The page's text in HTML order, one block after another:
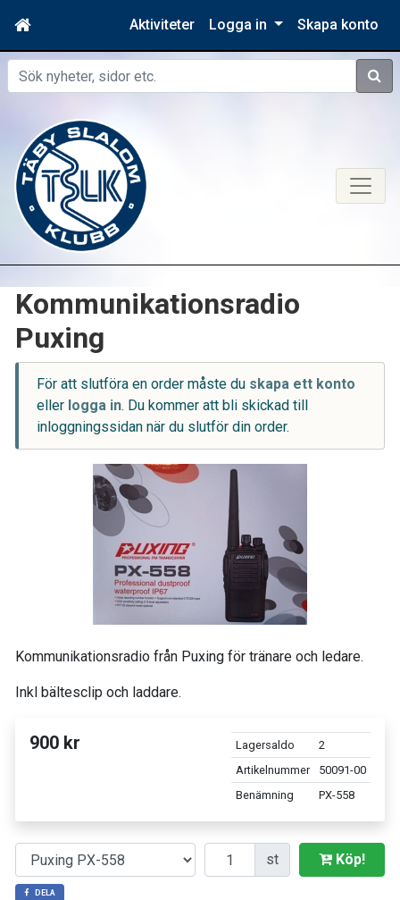
Aktiviteter Logga in Skapa konto
Sök
Kommunikationsradio
Puxing
För att slutföra en order måste du skapa ett konto
eller logga in. Du kommer att bli skickad till
inloggningssidan när du slutför din order.
Kommunikationsradio från Puxing för tränare och ledare.
Inkl bältesclip och laddare.
900 kr Lagersaldo
2
Artikelnummer
50091-00
Benämning
PX-558
Antal st Köp!
DELA